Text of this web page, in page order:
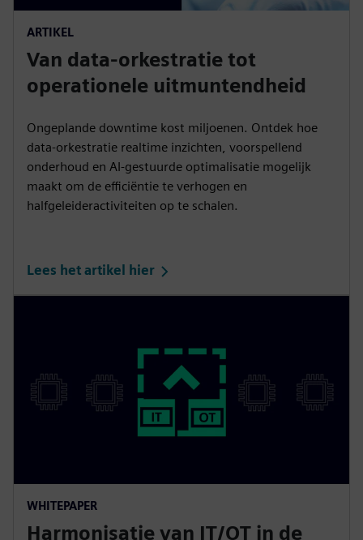
ARTIKEL
Van data-orkestratie tot
operationele uitmuntendheid
Ongeplande downtime kost miljoenen. Ontdek hoe
data-orkestratie realtime inzichten, voorspellend
onderhoud en AI-gestuurde optimalisatie mogelijk
maakt om de efficiëntie te verhogen en
halfgeleideractiviteiten op te schalen.
Lees het artikel hier
WHITEPAPER
Harmonisatie van IT/OT in de